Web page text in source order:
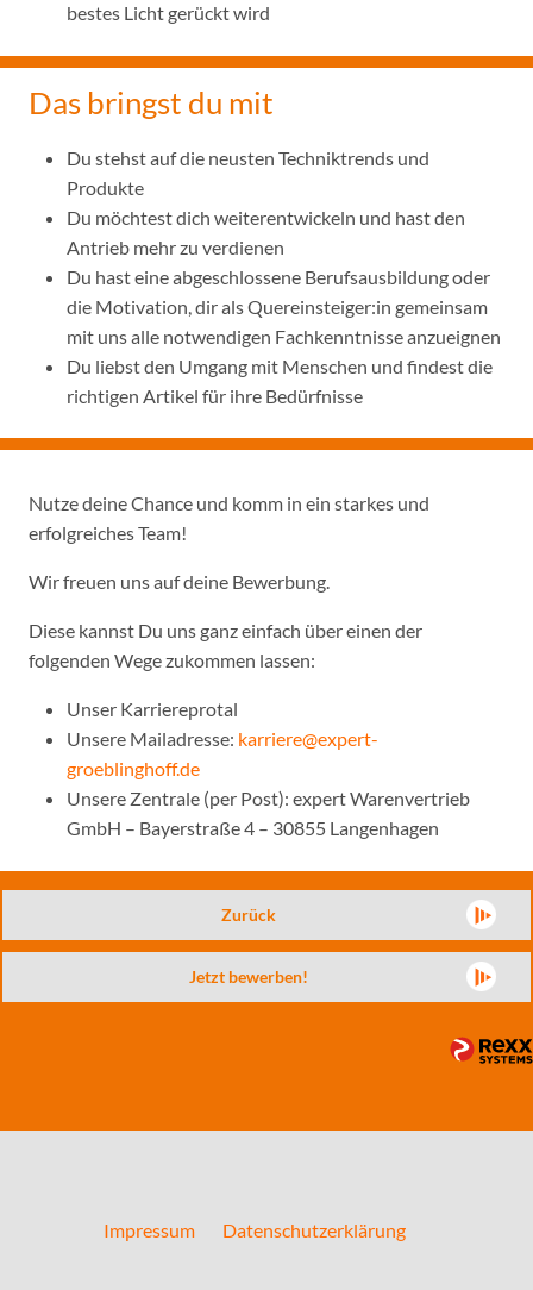
bestes Licht gerückt wird
Das bringst du mit
Du stehst auf die neusten Techniktrends und
Produkte
Du möchtest dich weiterentwickeln und hast den
Antrieb mehr zu verdienen
Du hast eine abgeschlossene Berufsausbildung oder
die Motivation, dir als Quereinsteiger:in gemeinsam
mit uns alle notwendigen Fachkenntnisse anzueignen
Du liebst den Umgang mit Menschen und findest die
richtigen Artikel für ihre Bedürfnisse
Nutze deine Chance und komm in ein starkes und
erfolgreiches Team!
Wir freuen uns auf deine Bewerbung.
Diese kannst Du uns ganz einfach über einen der
folgenden Wege zukommen lassen:
Unser Karriereprotal
Unsere Mailadresse: karriere@expert-
groeblinghoff.de
Unsere Zentrale (per Post): expert Warenvertrieb
GmbH – Bayerstraße 4 – 30855 Langenhagen
Zurück
Jetzt bewerben!
Impressum Datenschutzerklärung